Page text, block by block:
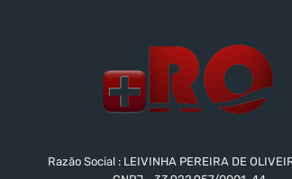
Razão Social : LEIVINHA PEREIRA DE